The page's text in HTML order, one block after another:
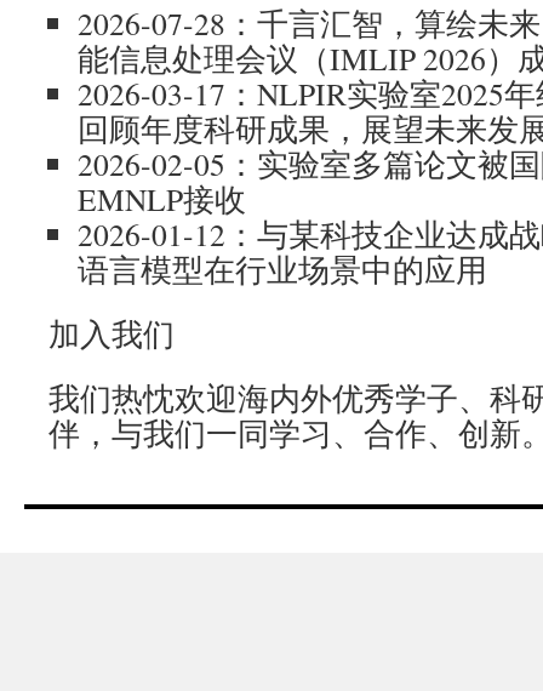
2026-07-28：千言汇智，算绘未
能信息处理会议（IMLIP 2026）
2026-03-17：NLPIR实验室2025
回顾年度科研成果，展望未来发
2026-02-05：实验室多篇论文被
EMNLP接收
2026-01-12：与某科技企业达成
语言模型在行业场景中的应用
加入我们
我们热忱欢迎海内外优秀学子、科
伴，与我们一同学习、合作、创新